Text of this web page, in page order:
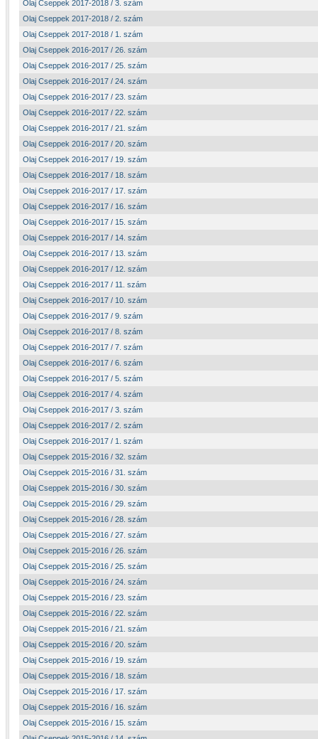
Olaj Cseppek 2017-2018 / 3. szám
Olaj Cseppek 2017-2018 / 2. szám
Olaj Cseppek 2017-2018 / 1. szám
Olaj Cseppek 2016-2017 / 26. szám
Olaj Cseppek 2016-2017 / 25. szám
Olaj Cseppek 2016-2017 / 24. szám
Olaj Cseppek 2016-2017 / 23. szám
Olaj Cseppek 2016-2017 / 22. szám
Olaj Cseppek 2016-2017 / 21. szám
Olaj Cseppek 2016-2017 / 20. szám
Olaj Cseppek 2016-2017 / 19. szám
Olaj Cseppek 2016-2017 / 18. szám
Olaj Cseppek 2016-2017 / 17. szám
Olaj Cseppek 2016-2017 / 16. szám
Olaj Cseppek 2016-2017 / 15. szám
Olaj Cseppek 2016-2017 / 14. szám
Olaj Cseppek 2016-2017 / 13. szám
Olaj Cseppek 2016-2017 / 12. szám
Olaj Cseppek 2016-2017 / 11. szám
Olaj Cseppek 2016-2017 / 10. szám
Olaj Cseppek 2016-2017 / 9. szám
Olaj Cseppek 2016-2017 / 8. szám
Olaj Cseppek 2016-2017 / 7. szám
Olaj Cseppek 2016-2017 / 6. szám
Olaj Cseppek 2016-2017 / 5. szám
Olaj Cseppek 2016-2017 / 4. szám
Olaj Cseppek 2016-2017 / 3. szám
Olaj Cseppek 2016-2017 / 2. szám
Olaj Cseppek 2016-2017 / 1. szám
Olaj Cseppek 2015-2016 / 32. szám
Olaj Cseppek 2015-2016 / 31. szám
Olaj Cseppek 2015-2016 / 30. szám
Olaj Cseppek 2015-2016 / 29. szám
Olaj Cseppek 2015-2016 / 28. szám
Olaj Cseppek 2015-2016 / 27. szám
Olaj Cseppek 2015-2016 / 26. szám
Olaj Cseppek 2015-2016 / 25. szám
Olaj Cseppek 2015-2016 / 24. szám
Olaj Cseppek 2015-2016 / 23. szám
Olaj Cseppek 2015-2016 / 22. szám
Olaj Cseppek 2015-2016 / 21. szám
Olaj Cseppek 2015-2016 / 20. szám
Olaj Cseppek 2015-2016 / 19. szám
Olaj Cseppek 2015-2016 / 18. szám
Olaj Cseppek 2015-2016 / 17. szám
Olaj Cseppek 2015-2016 / 16. szám
Olaj Cseppek 2015-2016 / 15. szám